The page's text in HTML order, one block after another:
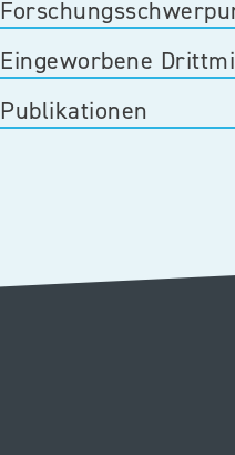
Eingeworbene
Publikationen